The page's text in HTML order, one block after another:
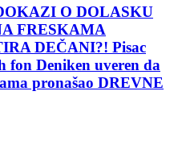
O DOLASKU
FRESKAMA
DEČANI?! Pisac
fon Deniken uveren da
pronašao DREVNE